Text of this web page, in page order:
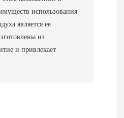
использования
является ее
из
и привлекает